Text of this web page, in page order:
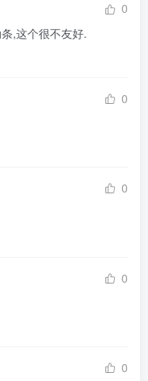
0
,这个很不友好.
0
0
0
0